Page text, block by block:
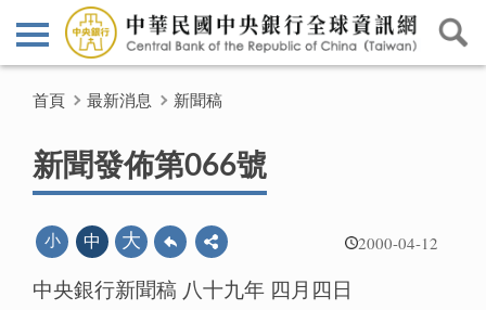
首頁 最新消息 新聞稿
新聞發佈第066號
2000-04-12
小 中 大
中央銀行新聞稿 八十九年 四月四日